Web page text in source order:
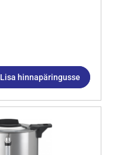
Lisa hinnapäringusse